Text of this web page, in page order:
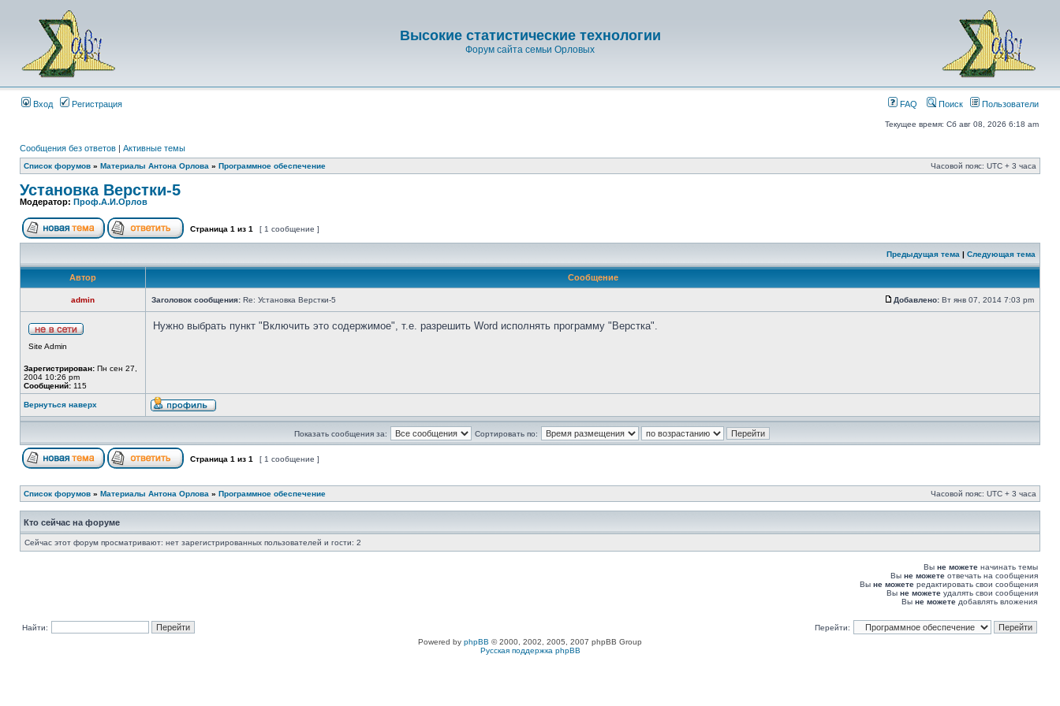
Высокие статистические технологии
Форум сайта семьи Орловых
Вход Регистрация FAQ Поиск Пользователи
Текущее время: Сб авг 08, 2026 6:18 am
Сообщения без ответов | Активные темы
Список форумов » Материалы Антона Орлова » Программное обеспечение Часовой пояс: UTC + 3 часа
Установка Верстки-5
Модератор: Проф.А.И.Орлов
Страница 1 из 1 [ 1 сообщение ]
Предыдущая тема | Следующая тема
Автор Сообщение
admin Заголовок сообщения: Re: Установка Верстки-5 Добавлено: Вт янв 07, 2014 7:03 pm
Site Admin
Зарегистрирован: Пн сен 27,
2004 10:26 pm
Сообщений: 115
Нужно выбрать пункт "Включить это содержимое", т.е. разрешить Word исполнять программу "Верстка".
Вернуться наверх
Показать сообщения за: Сортировать по:
Страница 1 из 1 [ 1 сообщение ]
Список форумов » Материалы Антона Орлова » Программное обеспечение Часовой пояс: UTC + 3 часа
Кто сейчас на форуме
Сейчас этот форум просматривают: нет зарегистрированных пользователей и гости: 2
Вы не можете начинать темы
Вы не можете отвечать на сообщения
Вы не можете редактировать свои сообщения
Вы не можете удалять свои сообщения
Вы не можете добавлять вложения
Найти:
Перейти:
Powered by phpBB © 2000, 2002, 2005, 2007 phpBB Group
Русская поддержка phpBB